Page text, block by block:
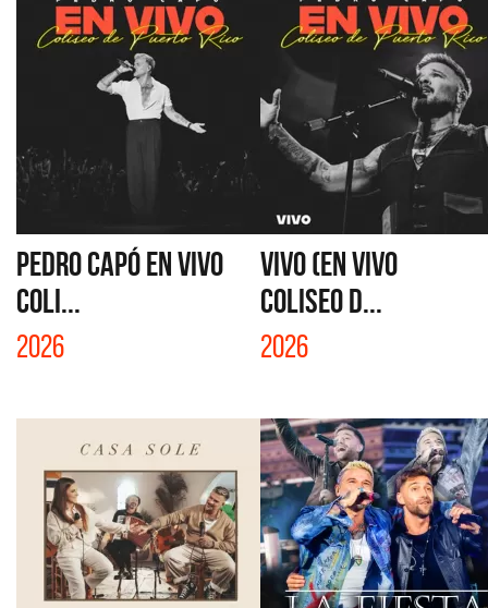
PEDRO CAPÓ EN VIVO
COLI...
2026
VIVO (EN VIVO
COLISEO D...
2026